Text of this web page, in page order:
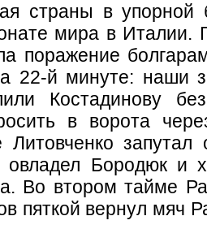
страны в упорной
мира в Италии.
поражение
22-й минуте: наши
Костадинову
в ворота
Литовченко
Бородюк и
Во втором тайме
пяткой вернул мяч